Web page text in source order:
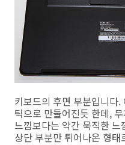
키보드의 후면 부분입니다
틱으로 만들어진듯 한데,
느낌보다는 약간 묵직한
상단 부분만 튀어나온 형태